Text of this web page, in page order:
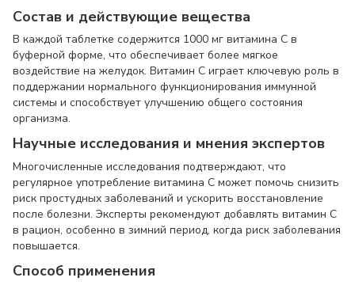
Состав и действующие вещества
В каждой таблетке содержится 1000 мг витамина C в
буферной форме, что обеспечивает более мягкое
воздействие на желудок. Витамин C играет ключевую роль в
поддержании нормального функционирования иммунной
системы и способствует улучшению общего состояния
организма.
Научные исследования и мнения экспертов
Многочисленные исследования подтверждают, что
регулярное употребление витамина C может помочь снизить
риск простудных заболеваний и ускорить восстановление
после болезни. Эксперты рекомендуют добавлять витамин C
в рацион, особенно в зимний период, когда риск заболевания
повышается.
Способ применения